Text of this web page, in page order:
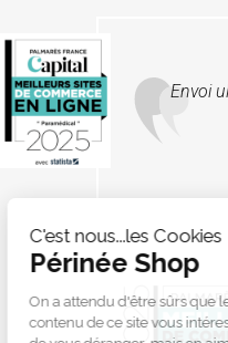
Envoi
C'est nous...les Cookies
Périnée Shop
On a attendu d'être sûrs que
contenu de ce site vous